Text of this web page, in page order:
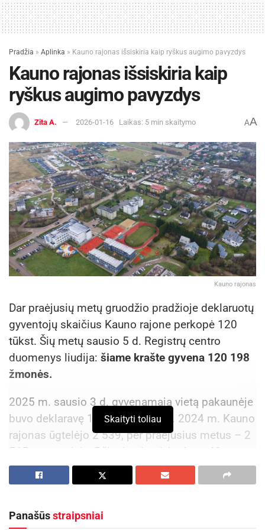
Žymos: Panevėžio miesto savivaldybė
Pradžia » Aplinka » Kauno rajonas išsiskiria kaip ryškus augimo pavyzdys
Kauno rajonas išsiskiria kaip
ryškus augimo pavyzdys
Zita A. 2026-01-16 Laikas: 5 min skaitymo AA
Kauno rajonas
Dar praėjusių metų gruodžio pradžioje deklaruotų
gyventojų skaičius Kauno rajone perkopė 120
tūkst. Šių metų sausio 5 d. Registrų centro
duomenys liudija: šiame krašte gyvena 120 198
žmonės.
2025 m. sausio 3 d. gyvenamąją vietą pakaunėje
buvo deklaravę 117 633 žmonės. 2024 m. Kauno
rajonas ūgtelėjo 2 539, per praėjusius metus – 2
565 gyventojais. Džiugina ir tai, kad net 43 proc.
gyventojų yra 15–45 metų, o amžiaus vidurkis –
40 metų.
Lietuvoje daugelis savivaldybių susiduria su
Skaityti toliau
Panašūsstraipsniai